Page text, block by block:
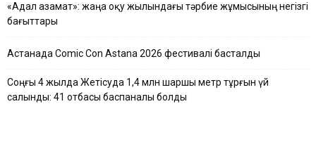
«Адал азамат»: жаңа оқу жылындағы тәрбие жұмысының негізгі
бағыттары
Астанада Comic Con Astana 2026 фестивалі басталды
Соңғы 4 жылда Жетісуда 1,4 млн шаршы метр тұрғын үй
салынды: 41 отбасы баспаналы болды